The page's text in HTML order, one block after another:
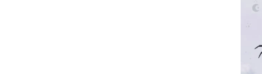
ワイ手取り15万正社員→副業でウーバーやってるんやが金がない
【衝撃】YouTuber山口達也さん、チェンソーで竹を切るだけ